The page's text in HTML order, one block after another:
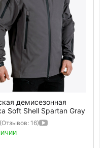
демисезонная
Soft Shell Spartan Gray
(Отзывов: 16)